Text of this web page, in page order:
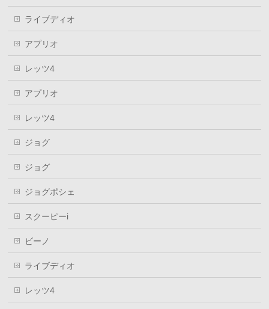
ライブディオ
アプリオ
レッツ4
アプリオ
レッツ4
ジョグ
ジョグ
ジョグポシェ
スクーピーi
ビーノ
ライブディオ
レッツ4